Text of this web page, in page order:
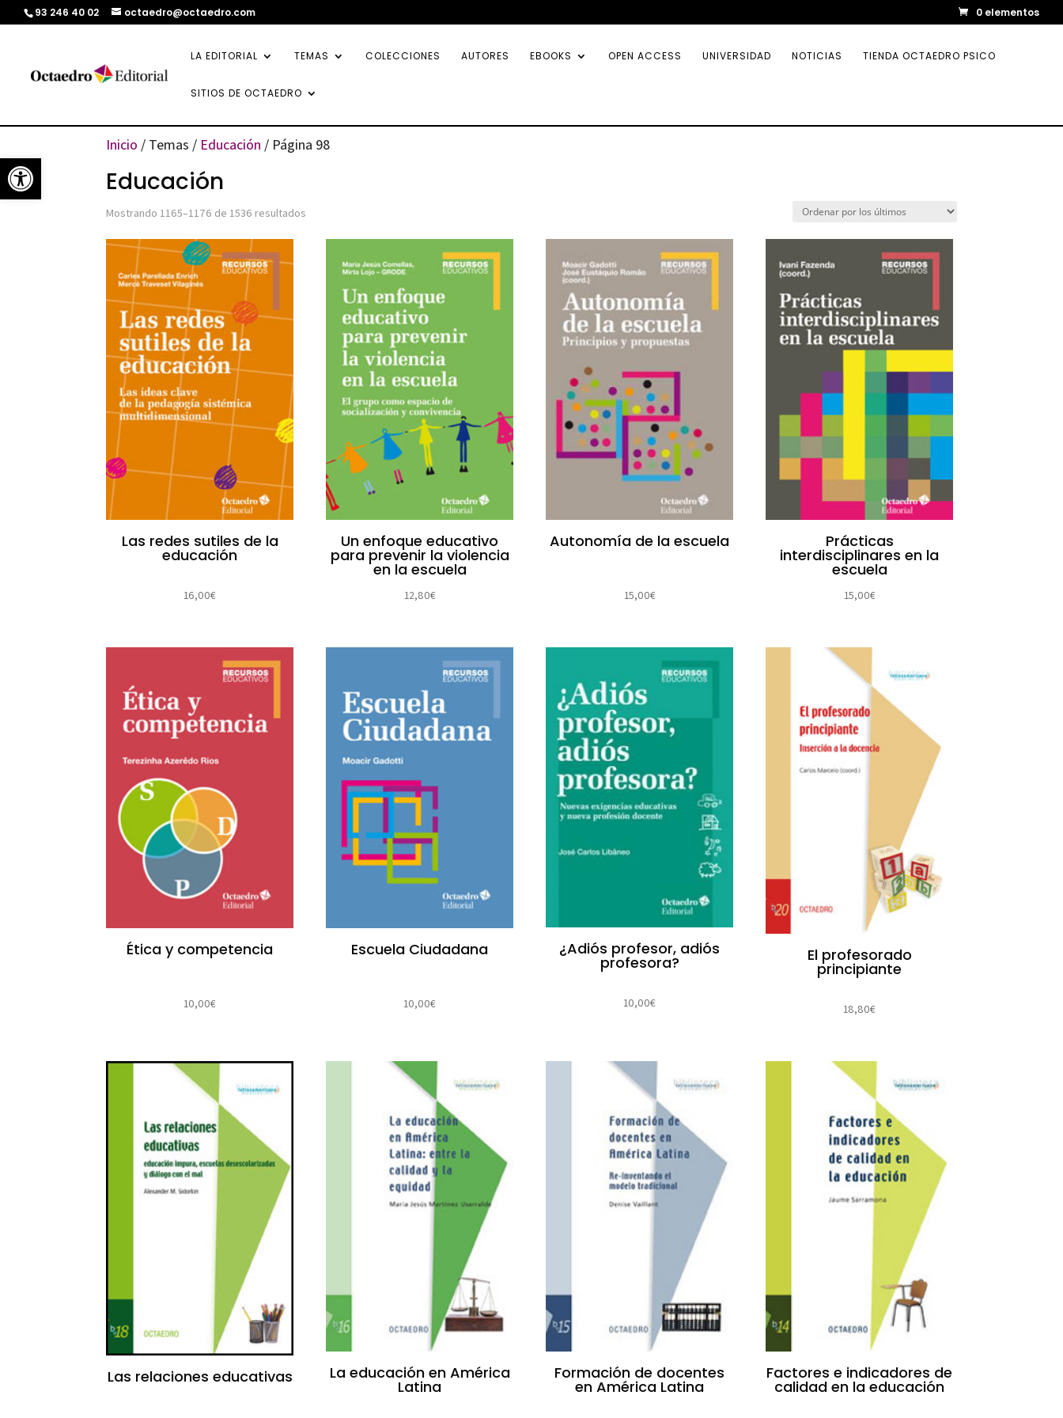
Abrir barra de herramientas
93 246 40 02 octaedro@octaedro.com 0 elementos
LA EDITORIAL TEMAS COLECCIONES AUTORES EBOOKS OPEN ACCESS UNIVERSIDAD NOTICIAS TIENDA OCTAEDRO PSICO
SITIOS DE OCTAEDRO
Inicio / Temas / Educación / Página 98
Educación
Mostrando 1165–1176 de 1536 resultados
Las redes sutiles de la
educación
16,00€
Un enfoque educativo
para prevenir la violencia
en la escuela
12,80€
Autonomía de la escuela
15,00€
Prácticas
interdisciplinares en la
escuela
15,00€
Ética y competencia
10,00€
Escuela Ciudadana
10,00€
¿Adiós profesor, adiós
profesora?
10,00€
El profesorado
principiante
18,80€
Las relaciones educativas La educación en América
Latina
Formación de docentes
en América Latina
Factores e indicadores de
calidad en la educación